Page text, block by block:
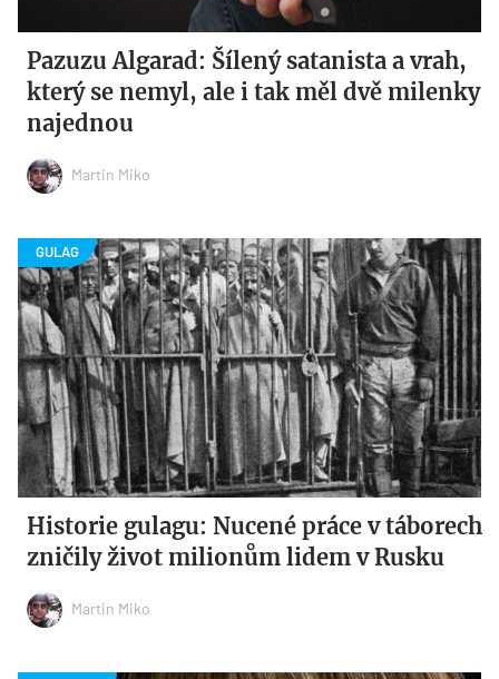
Pazuzu Algarad: Šílený satanista a vrah,
který se nemyl, ale i tak měl dvě milenky
najednou
Martin Miko
Historie gulagu: Nucené práce v táborech
zničily život milionům lidem v Rusku
Martin Miko